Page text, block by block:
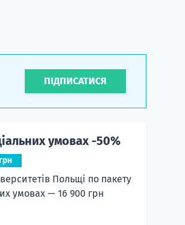
ПІДПИСАТИСЯ
умовах -50%
Польщі по пакету
умовах — 16 900 грн